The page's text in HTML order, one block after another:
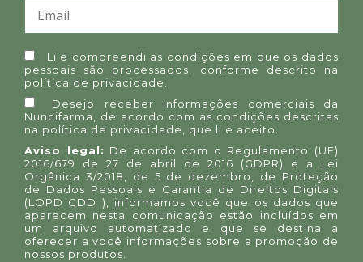
Li e compreendi as condições em que os dados
pessoais são processados, conforme descrito na
política de privacidade.
Desejo receber informações comerciais da
Nuncifarma, de acordo com as condições descritas
na política de privacidade, que li e aceito.
Aviso legal: De acordo com o Regulamento (UE)
2016/679 de 27 de abril de 2016 (GDPR) e a Lei
Orgânica 3/2018, de 5 de dezembro, de Proteção
de Dados Pessoais e Garantia de Direitos Digitais
(LOPD GDD ), informamos você que os dados que
aparecem nesta comunicação estão incluídos em
um arquivo automatizado e que se destina a
oferecer a você informações sobre a promoção de
nossos produtos.